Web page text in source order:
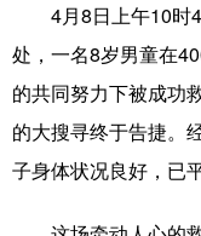
新华网导航
学习进行时
国际
4月8日上午10时
处，一名8岁男童在
的共同努力下被成功
的大搜寻终于告捷。
子身体状况良好，已